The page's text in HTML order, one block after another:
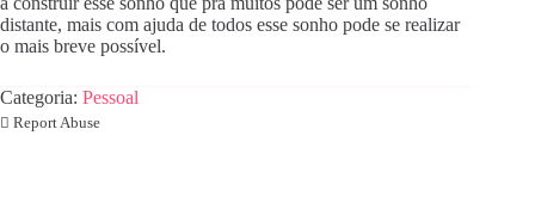
distante, mais com ajuda de todos esse sonho pode se realizar
o mais breve possível.
Categoria: Pessoal
Report Abuse